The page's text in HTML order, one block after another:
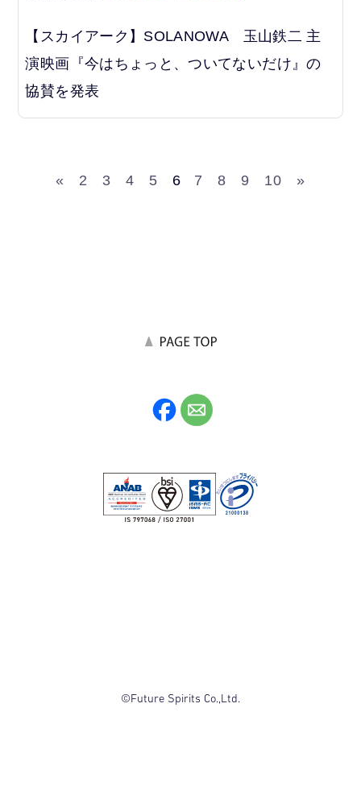
【スカイアーク】SOLANOWA 玉山鉄二 主
演映画『今はちょっと、ついてないだけ』の
協賛を発表
« 2 3 4 5 6 7 8 9 10 »
©Future Spirits Co.,Ltd.